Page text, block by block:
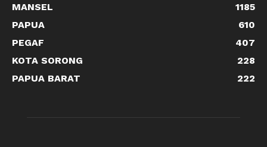
MANSEL
1185
PAPUA
610
PEGAF
407
KOTA SORONG
228
PAPUA BARAT
222